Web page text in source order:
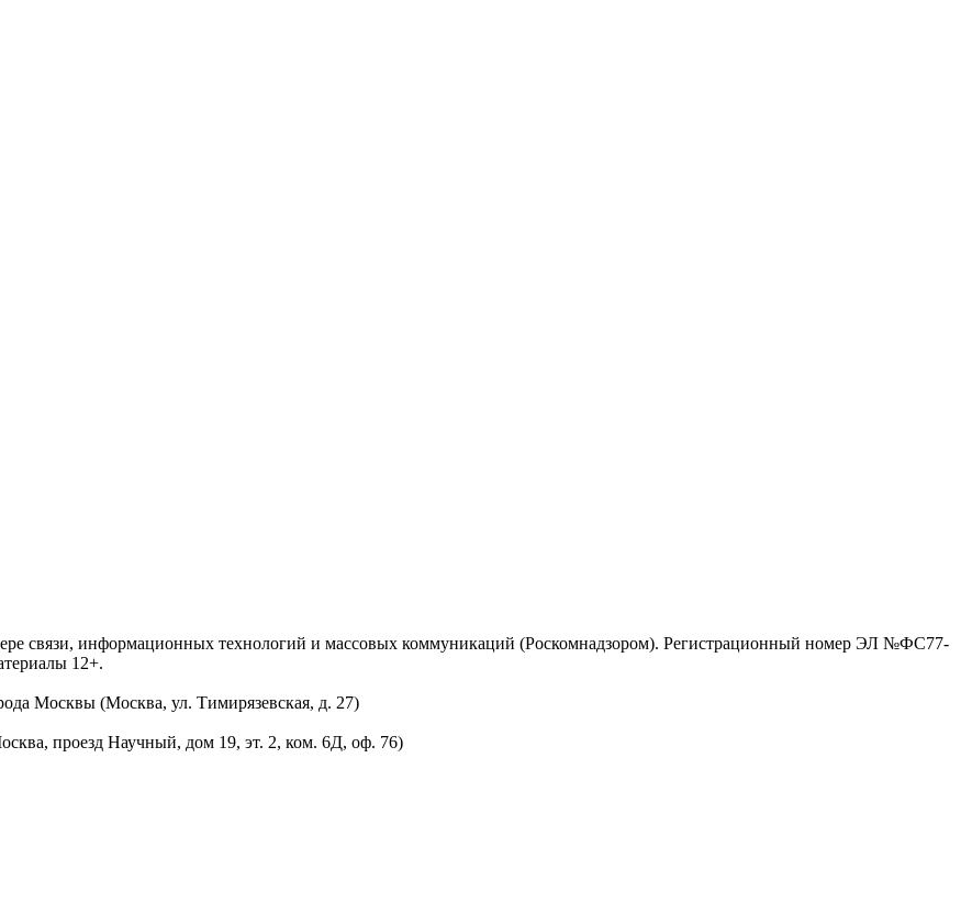
связи, информационных технологий и массовых коммуникаций (Роскомнадзором). Регистрационный номер ЭЛ №ФС77-
12+.
Москвы (Москва, ул. Тимирязевская, д. 27)
проезд Научный, дом 19, эт. 2, ком. 6Д, оф. 76)